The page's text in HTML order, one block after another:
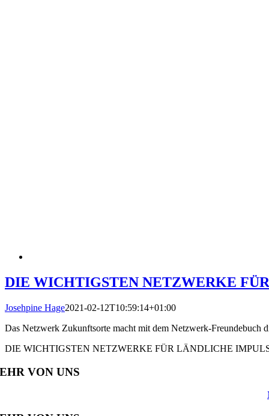
DIE WICHTIGSTEN NETZWERKE
Josehpine Hage2021-02-12T10:59:14+01:00
Das Netzwerk Zukunftsorte macht mit dem Netzwerk-
DIE WICHTIGSTEN NETZWERKE FÜR LÄNDLICHE
VON UNS